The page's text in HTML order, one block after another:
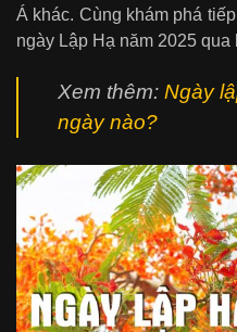
Á khác. Cùng khám phá
ngày Lập Hạ năm 2025
Xem thêm: Ngày
ngày nào?